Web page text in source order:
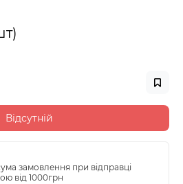
Відсутній
замовлення при відправці
від 1000грн